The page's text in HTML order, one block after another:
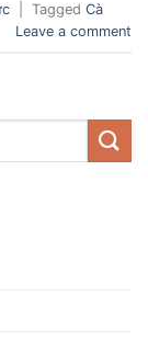
Tagged Cà
Leave a comment